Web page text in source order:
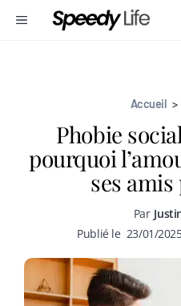
MENU
Accueil >
Phobie
pourquoi
ses amis
Par
Publié le 23/01/